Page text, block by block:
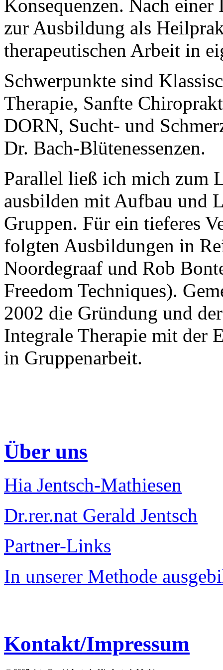
Konsequenzen. Nach
zur Ausbildung als
therapeutischen Arbeit in
Schwerpunkte sind
Therapie, Sanfte
DORN, Sucht- und
Dr. Bach-Blütenessenzen.
Parallel ließ ich mich zum
ausbilden mit Aufbau und
Gruppen. Für ein tieferes
folgten Ausbildungen in
Noordegraaf und Rob
Freedom Techniques).
2002 die Gründung und
Integrale Therapie mit der
in Gruppenarbeit.
Über uns
Hia Jentsch-Mathiesen
Dr.rer.nat Gerald Jentsch
Partner-Links
In unserer Methode
Kontakt/Impressum